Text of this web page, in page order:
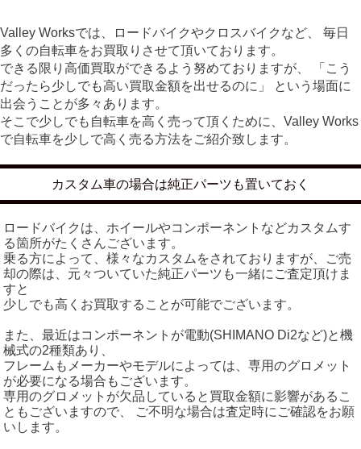
Valley Worksでは、ロードバイクやクロスバイクなど、 毎日
多くの自転車をお買取りさせて頂いております。
できる限り高価買取ができるよう努めておりますが、 「こう
だったら少しでも高い買取金額を出せるのに」 という場面に
出会うことが多々あります。
そこで少しでも自転車を高く売って頂くために、Valley Works
で自転車を少しで高く売る方法をご紹介致します。
カスタム車の場合は純正パーツも置いておく
ロードバイクは、ホイールやコンポーネントなどカスタムす
る箇所がたくさんございます。
乗る方によって、様々なカスタムをされておりますが、ご売
却の際は、元々ついていた純正パーツも一緒にご査定頂けま
すと
少しでも高くお買取することが可能でございます。
また、最近はコンポーネントが電動(SHIMANO Di2など)と機
械式の2種類あり、
フレームもメーカーやモデルによっては、専用のグロメット
が必要になる場合もございます。
専用のグロメットが欠品していると買取金額に影響があるこ
ともございますので、 ご不明な場合は査定時にご確認をお願
いします。